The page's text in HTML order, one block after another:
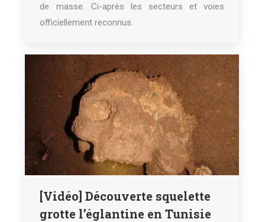
de masse. Ci-après les secteurs et voies
officiellement reconnus.
[Vidéo] Découverte squelette
grotte l’églantine en Tunisie